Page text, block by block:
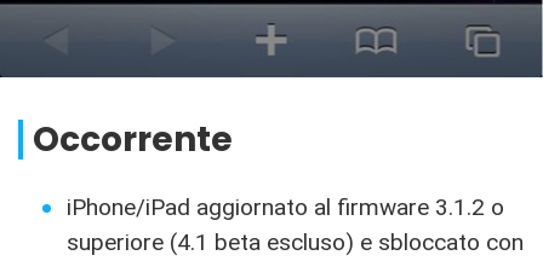
Occorrente
iPhone/iPad aggiornato al firmware 3.1.2 o
superiore (4.1 beta escluso) e sbloccato con